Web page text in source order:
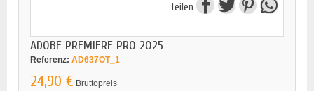
Teilen
ADOBE PREMIERE PRO 2025
Referenz: AD637OT_1
24,90 € Bruttopreis